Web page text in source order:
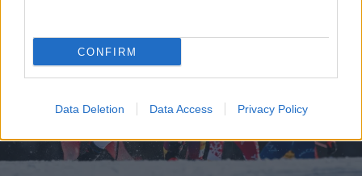
CONFIRM
Data Deletion Data Access Privacy Policy